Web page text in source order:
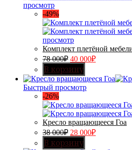
просмотр
-49%
просмотр
Комплект плетёной
78 000₽ 40 000₽
В корзину
Быстрый просмотр
-26%
Кресло вращающееся Гоа
38 000₽ 28 000₽
В корзину